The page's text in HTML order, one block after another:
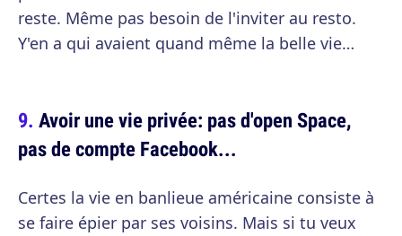
reste. Même pas besoin de l'inviter au resto.
Y'en a qui avaient quand même la belle vie…
Avoir une vie privée: pas d'open Space,
pas de compte Facebook...
Certes la vie en banlieue américaine consiste à
se faire épier par ses voisins. Mais si tu veux